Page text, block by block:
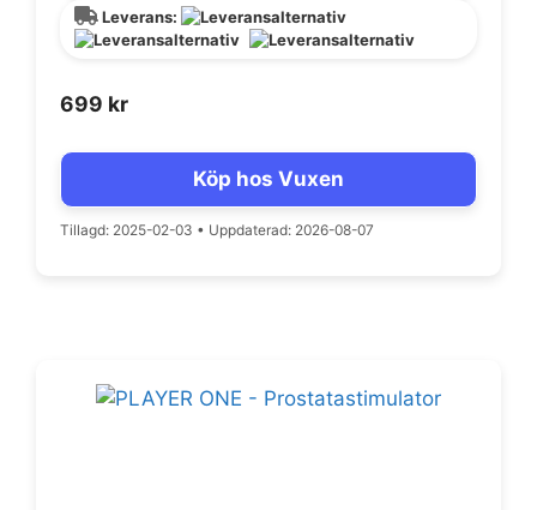
Leverans:
699 kr
Köp hos Vuxen
Tillagd: 2025-02-03 • Uppdaterad: 2026-08-07